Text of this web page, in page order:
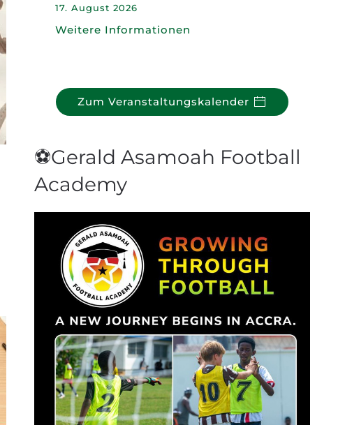
17. August 2026
Weitere Informationen
Zum Veranstaltungskalender
⚽Gerald Asamoah Football
Academy